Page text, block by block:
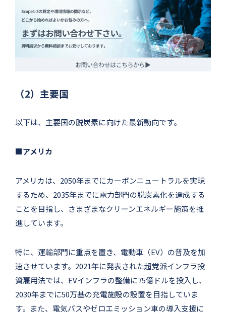
（2）主要国
以下は、主要国の脱炭素に向けた最新動向です。
■アメリカ
アメリカは、2050年までにカーボンニュートラルを実現
するため、2035年までに電力部門の脱炭素化を達成する
ことを目指し、さまざまなクリーンエネルギー施策を推
進しています。
特に、運輸部門に重点を置き、電動車（EV）の普及を加
速させています。2021年に発表された超党派インフラ投
資雇用法では、EVインフラの整備に75億ドルを投入し、
2030年までに50万基の充電施設の設置を目指していま
す。また、電気バスやゼロエミッション車の導入支援に